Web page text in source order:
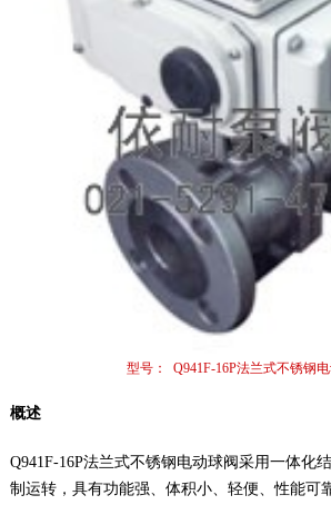
型号： Q941F-16P法兰式不锈钢
概述
Q941F-16P法兰式不锈钢电动球阀采用一体化
制运转，具有功能强、体积小、轻便、性能可